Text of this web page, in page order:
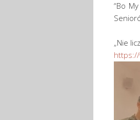
“Bo
„Nie